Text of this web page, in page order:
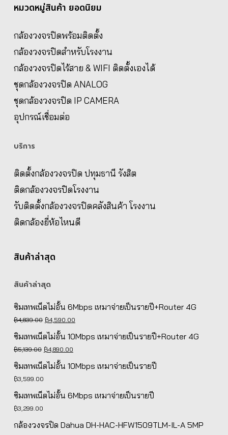
หมวดหมู่สินค้า ยอดนิยม
กล้องวงจรปิดพร้อมติดตั้ง
กล้องวงจรปิดสำหรับโรงงาน
กล้องวงจรปิดไร้สาย & WIFI ติดตั้งเองได้
ชุดกล้องวงจรปิด ANALOG
ชุดกล้องวงจรปิด IP CAMERA
อุปกรณ์เชื่อมต่อ
บริการ
ติดตั้งกล้องวงจรปิด ปทุมธานี รังสิต
ติดกล้องวงจรปิดโรงงาน
รับติดตั้งกล้องวงจรปิดคลังสินค้า โรงงาน
ติดกล้องยี่ห้อไหนดี
สินค้าล่าสุด
สินค้าล่าสุด
ซิมเทพเน็ตไม่อั้น 6Mbps เหมาจ่ายเป็นรายปี+Router 4G
฿4,839.00 Original
price
฿4,839.00.
฿4,590.00Current
ซิมเทพเน็ตไม่อั้น 10Mbps เหมาจ่ายเป็นรายปี+Router 4G
฿5,139.00 Original
price
฿4,890.00Current
ซิมเทพเน็ตไม่อั้น 10Mbps เหมาจ่ายเป็นรายปี
฿3,599.00
ซิมเทพเน็ตไม่อั้น 6Mbps เหมาจ่ายเป็นรายปี
฿3,299.00
กล้องวงจรปิด Dahua DH-HAC-HFW1509TLM-IL-A 5MP